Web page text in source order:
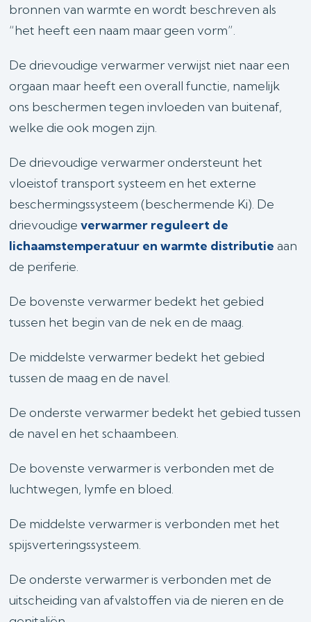
bronnen van warmte en wordt beschreven als
“het heeft een naam maar geen vorm”.
De drievoudige verwarmer verwijst niet naar een
orgaan maar heeft een overall functie, namelijk
ons beschermen tegen invloeden van buitenaf,
welke die ook mogen zijn.
De drievoudige verwarmer ondersteunt het
vloeistof transport systeem en het externe
beschermingssysteem (beschermende Ki). De
drievoudigeverwarmer reguleert de
lichaamstemperatuur en warmte distributie aan
de periferie.
De bovenste verwarmer bedekt het gebied
tussen het begin van de nek en de maag.
De middelste verwarmer bedekt het gebied
tussen de maag en de navel.
De onderste verwarmer bedekt het gebied tussen
de navel en het schaambeen.
De bovenste verwarmer is verbonden met de
luchtwegen, lymfe en bloed.
De middelste verwarmer is verbonden met het
spijsverteringssysteem.
De onderste verwarmer is verbonden met de
uitscheiding van afvalstoffen via de nieren en de